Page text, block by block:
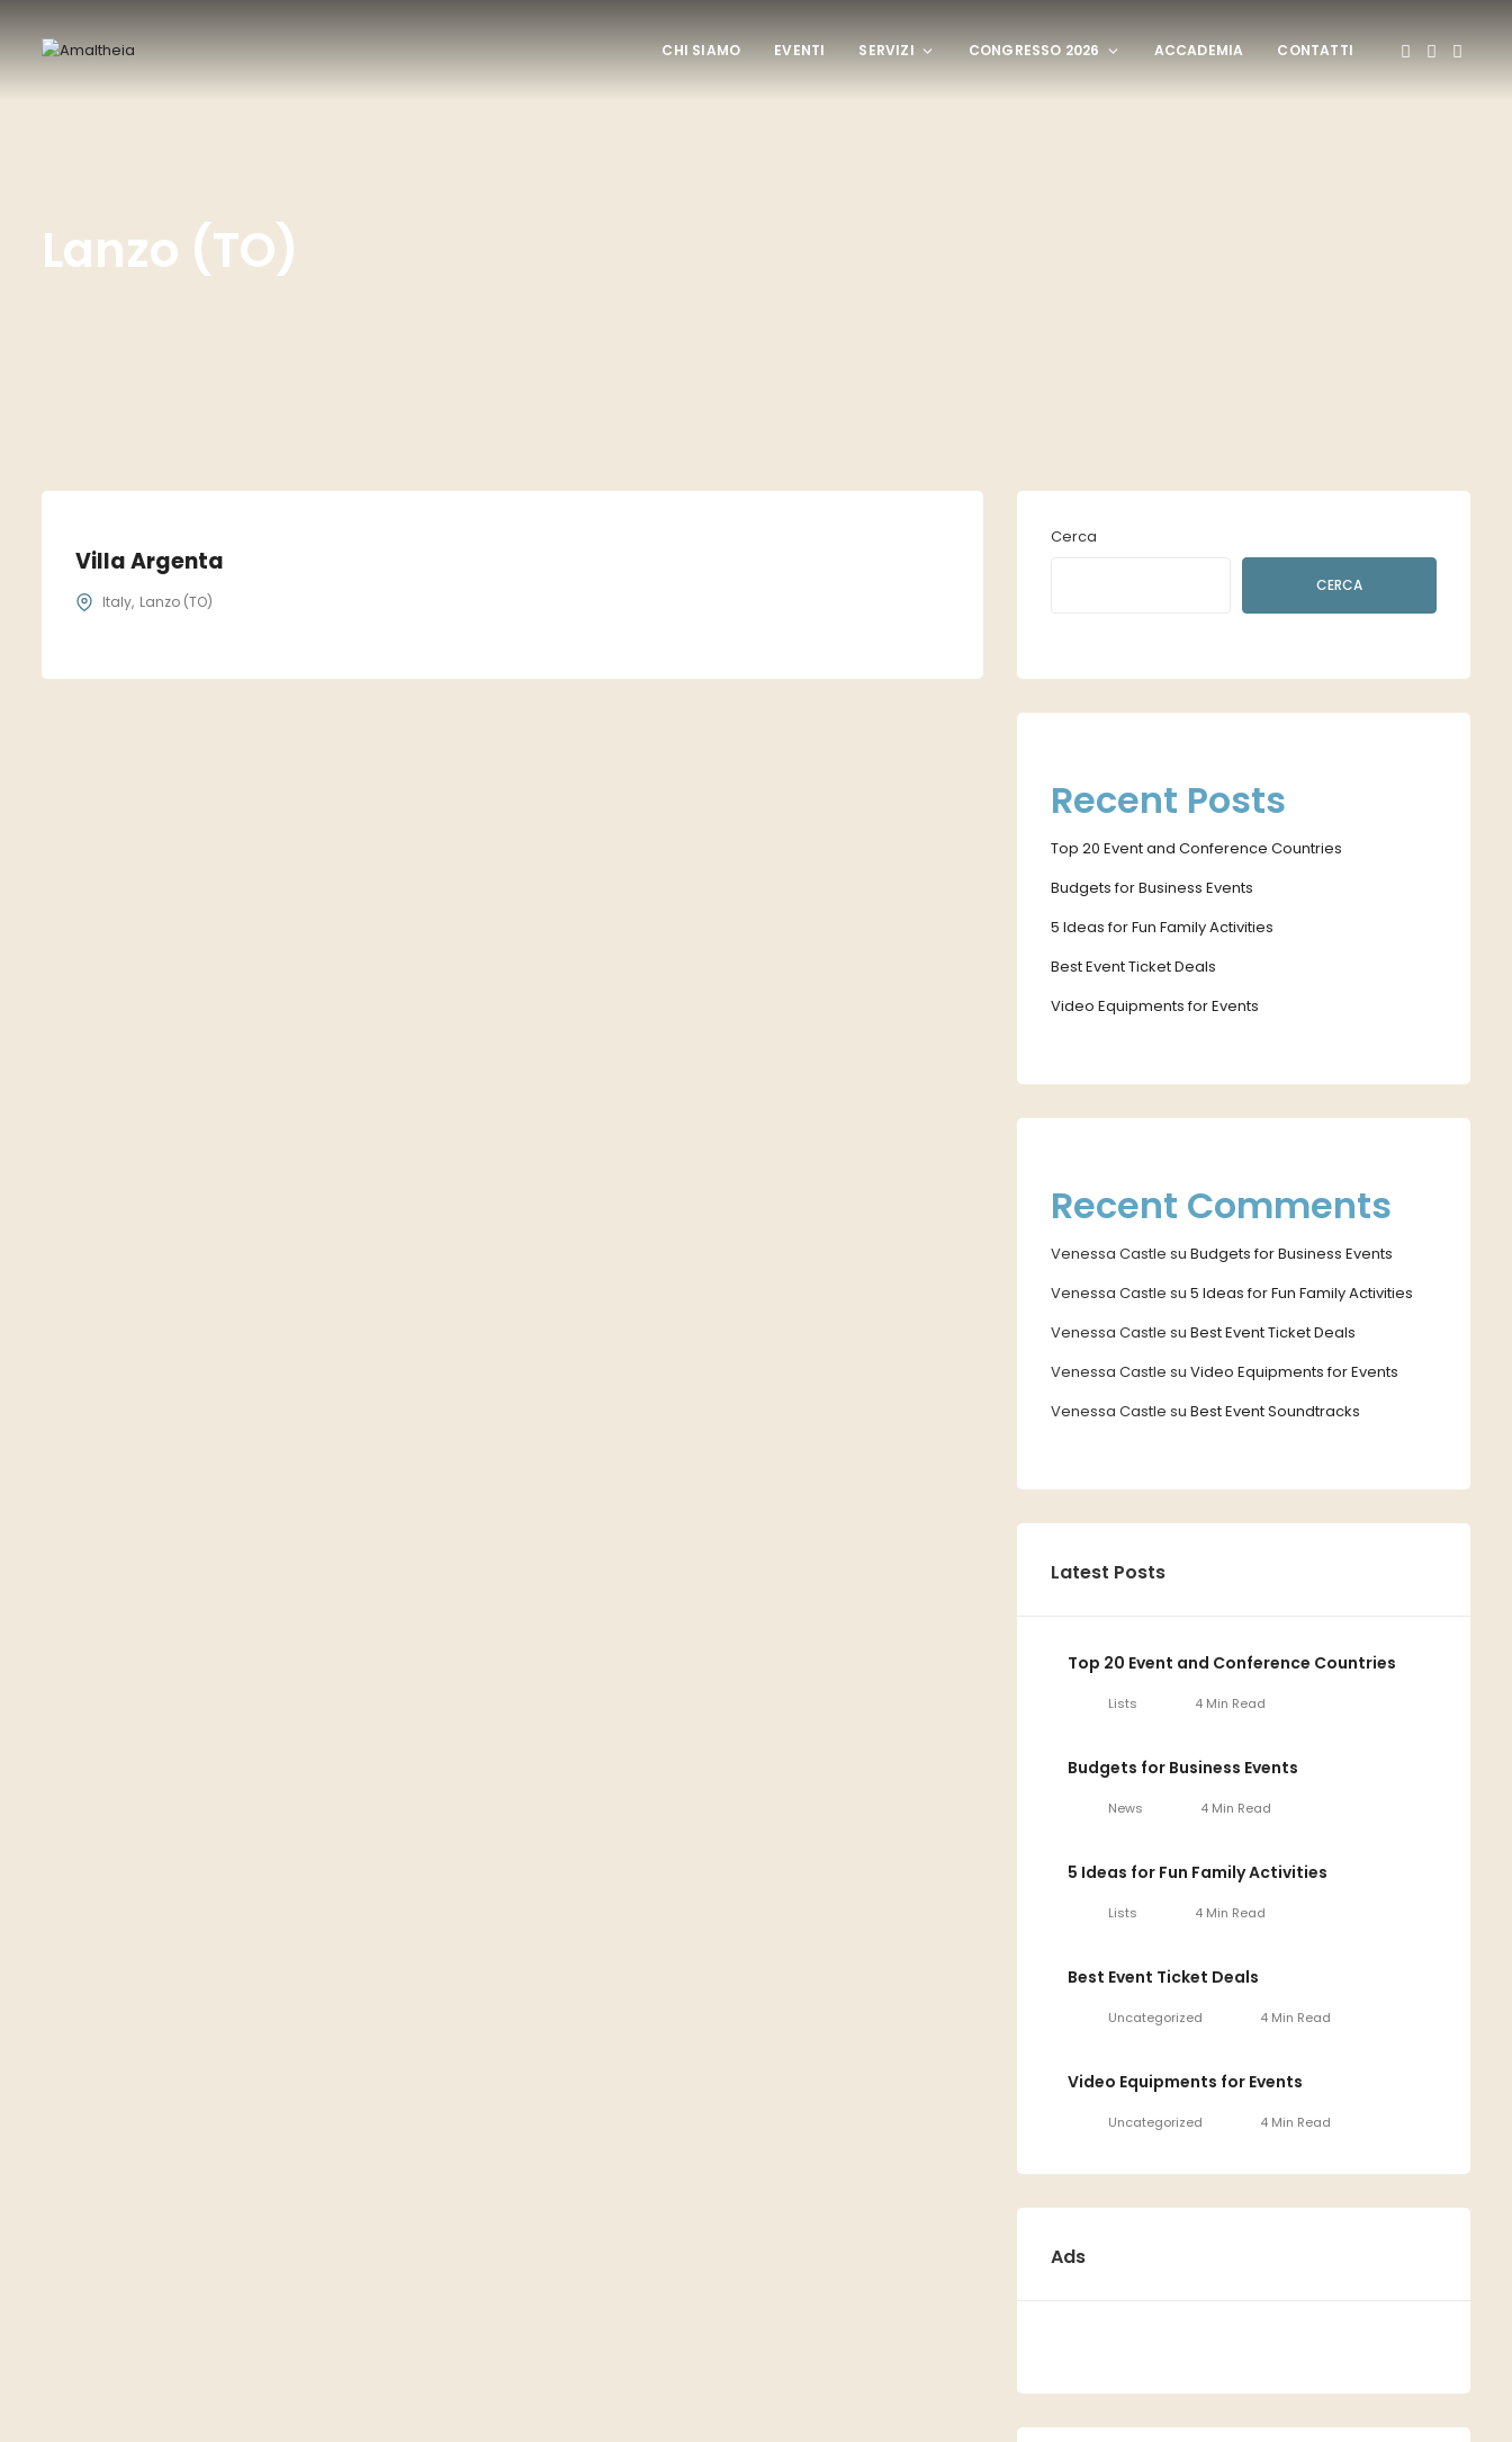
CHI SIAMO EVENTI SERVIZI CONGRESSO 2026 ACCADEMIA CONTATTI
Lanzo (TO)
Villa Argenta
Italy Lanzo (TO)
Cerca
CERCA
Recent Posts
Top 20 Event and Conference Countries
Budgets for Business Events
5 Ideas for Fun Family Activities
Best Event Ticket Deals
Video Equipments for Events
Recent Comments
Venessa Castle su Budgets for Business Events
Venessa Castle su 5 Ideas for Fun Family Activities
Venessa Castle su Best Event Ticket Deals
Venessa Castle su Video Equipments for Events
Venessa Castle su Best Event Soundtracks
Latest Posts
Top 20 Event and Conference Countries
Lists 4 Min Read
Budgets for Business Events
News 4 Min Read
5 Ideas for Fun Family Activities
Lists 4 Min Read
Best Event Ticket Deals
Uncategorized 4 Min Read
Video Equipments for Events
Uncategorized 4 Min Read
Ads